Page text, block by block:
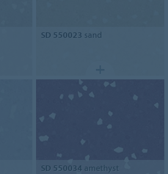
SD 550023 sand
SD 550034 amethyst